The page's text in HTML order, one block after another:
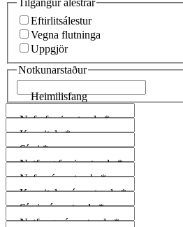
Tilgangur álestrar
Eftirlitsálestur
Vegna flutninga
Uppgjör
Notkunarstaður
Heimilisfang
Nafn fyrri notanda*
Kennitala*
Sími*
Netfang fyrri notanda*
Nafn nýs notanda*
Kennitala nýs notanda*
Sími nýs notanda*
Netfang nýs notanda*